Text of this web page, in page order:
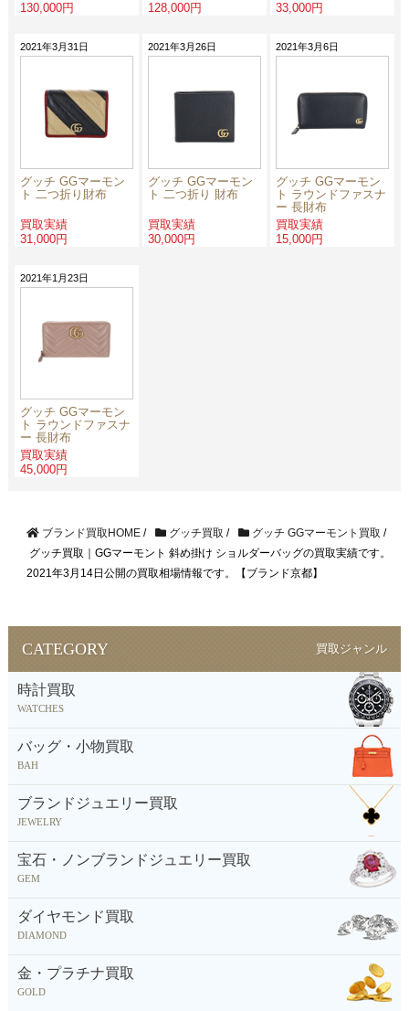
130,000円
128,000円
33,000円
2021年3月31日
グッチ GGマーモン
ト 二つ折り財布
買取実績
31,000円
2021年3月26日
グッチ GGマーモン
ト 二つ折り 財布
買取実績
30,000円
2021年3月6日
グッチ GGマーモン
ト ラウンドファスナ
ー 長財布
買取実績
15,000円
2021年1月23日
グッチ GGマーモン
ト ラウンドファスナ
ー 長財布
買取実績
45,000円
ブランド買取HOME/ グッチ買取 / グッチ GGマーモント買取 /
グッチ買取｜GGマーモント 斜め掛け ショルダーバッグの買取実績です。
2021年3月14日公開の買取相場情報です。【ブランド京都】
CATEGORY 買取ジャンル
時計買取
WATCHES
バッグ・小物買取
BAH
ブランドジュエリー買取
JEWELRY
宝石・ノンブランドジュエリー買取
GEM
ダイヤモンド買取
DIAMOND
金・プラチナ買取
GOLD